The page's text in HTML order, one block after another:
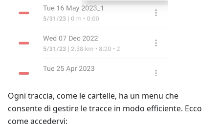
Ogni traccia, come le cartelle, ha un menu che
consente di gestire le tracce in modo efficiente. Ecco
come accedervi: